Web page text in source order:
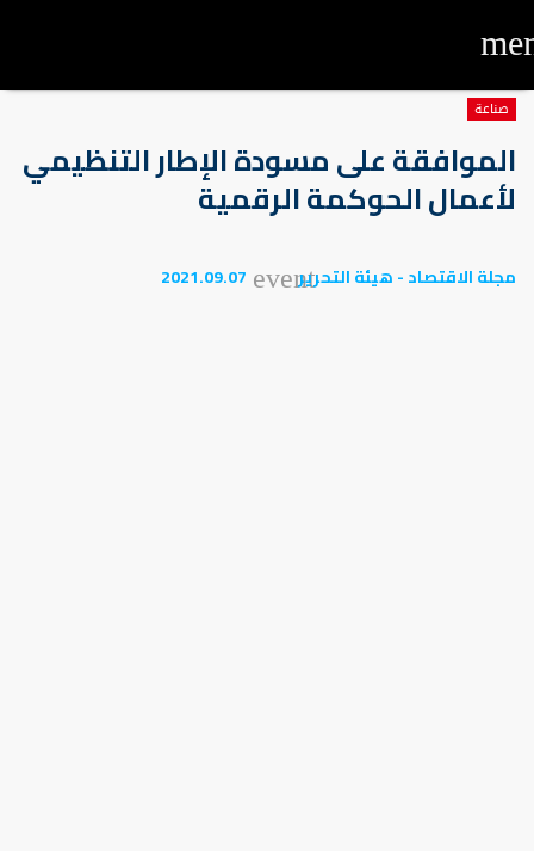
صناعة
الموافقة على مسودة الإطار التنظيمي
لأعمال الحوكمة الرقمية
مجلة الاقتصاد - هيئة التحريرevent
2021.09.07